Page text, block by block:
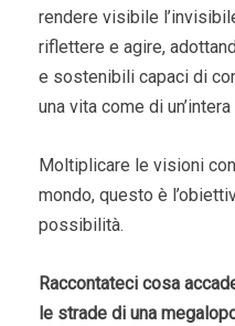
rendere visibile
riflettere e agire,
e sostenibili capaci di
una vita come di
Moltiplicare le visioni
mondo, questo è
possibilità.
Raccontateci cosa
le strade di una